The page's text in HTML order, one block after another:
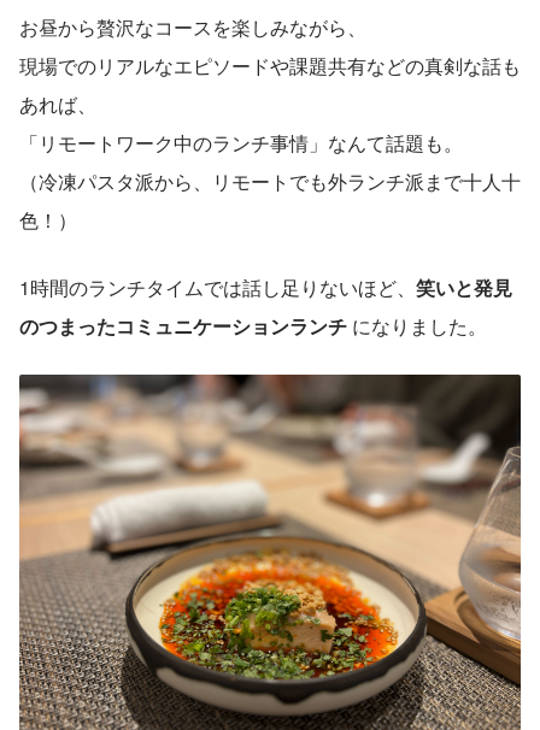
お昼から贅沢なコースを楽しみながら、
現場でのリアルなエピソードや課題共有などの真剣な話も
あれば、
「リモートワーク中のランチ事情」なんて話題も。
（冷凍パスタ派から、リモートでも外ランチ派まで十人十
色！）
1時間のランチタイムでは話し足りないほど、 笑いと発見
のつまったコミュニケーションランチ になりました。